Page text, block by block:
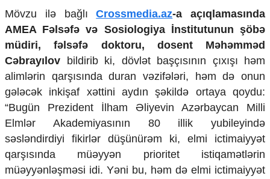
İqtisadiyyat
İqtisadi xəbərlər
Energetika
Neft-qaz
Əmək və sosial siyasət
Kənd təsərrüfatı
Hərbi sənaye
Telekommunikasiya və nəqliyyat
COP29
Cəmiyyət
Mövzu ilə bağlı Crossmedia.az-a açıqlamasında
AMEA Fəlsəfə və Sosiologiya İnstitutunun şöbə
müdiri, fəlsəfə doktoru, dosent Məhəmməd
Cəbrayılov bildirib ki, dövlət başçısının çıxışı həm
alimlərin qarşısında duran vəzifələri, həm də onun
gələcək inkişaf xəttini aydın şəkildə ortaya qoydu:
“Bugün Prezident İlham Əliyevin Azərbaycan Milli
Elmlər Akademiyasının 80 illik yubileyində
səsləndirdiyi fikirlər düşünürəm ki, elmi ictimaiyyət
qarşısında müəyyən prioritet istiqamətlərin
müəyyənləşməsi idi. Yəni bu, həm də elmi ictimaiyyət